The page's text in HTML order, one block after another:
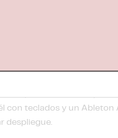
además de
con hitos como una
, durante su
diversas remezclas e
sonora del videojuego
productor
).
con teclados y un
despliegue.